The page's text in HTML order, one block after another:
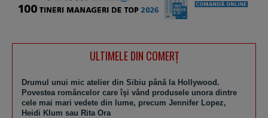
ULTIMELE DIN COMERȚ
Drumul unui mic atelier din Sibiu până la Hollywood.
Povestea româncelor care îşi vând produsele unora dintre
cele mai mari vedete din lume, precum Jennifer Lopez,
Heidi Klum sau Rita Ora